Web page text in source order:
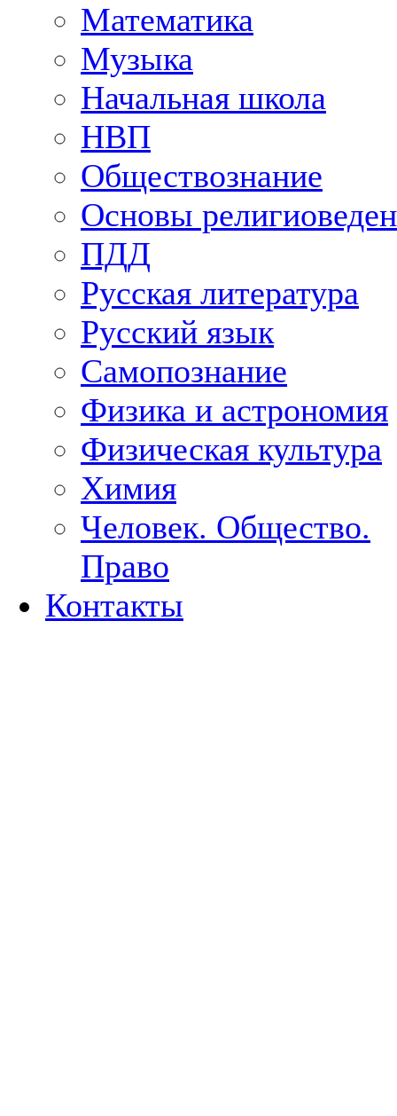
Математика
Музыка
Начальная школа
НВП
Обществознание
Основы
ПДД
Русская литература
Русский язык
Самопознание
Физика и астрономия
Физическая культура
Химия
Человек. Общество.
Право
Контакты